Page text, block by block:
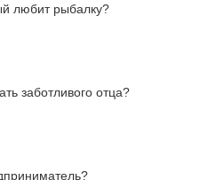
любит рыбалку?
заботливого отца?